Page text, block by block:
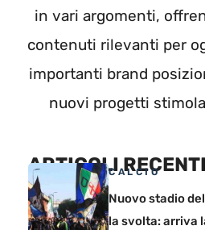
in vari argomenti,
contenuti rilevanti per
importanti brand
nuovi progetti
ARTICOLI RECENTI
CALCIO
Nuovo stadio
la svolta: arriva